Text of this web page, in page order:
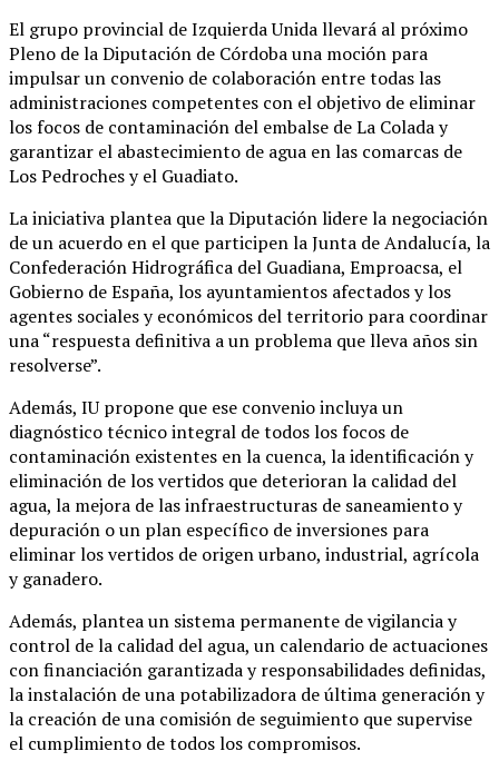
El grupo provincial de Izquierda Unida llevará al próximo
Pleno de la Diputación de Córdoba una moción para
impulsar un convenio de colaboración entre todas las
administraciones competentes con el objetivo de eliminar
los focos de contaminación del embalse de La Colada y
garantizar el abastecimiento de agua en las comarcas de
Los Pedroches y el Guadiato.
La iniciativa plantea que la Diputación lidere la negociación
de un acuerdo en el que participen la Junta de Andalucía, la
Confederación Hidrográfica del Guadiana, Emproacsa, el
Gobierno de España, los ayuntamientos afectados y los
agentes sociales y económicos del territorio para coordinar
una “respuesta definitiva a un problema que lleva años sin
resolverse”.
Además, IU propone que ese convenio incluya un
diagnóstico técnico integral de todos los focos de
contaminación existentes en la cuenca, la identificación y
eliminación de los vertidos que deterioran la calidad del
agua, la mejora de las infraestructuras de saneamiento y
depuración o un plan específico de inversiones para
eliminar los vertidos de origen urbano, industrial, agrícola
y ganadero.
Además, plantea un sistema permanente de vigilancia y
control de la calidad del agua, un calendario de actuaciones
con financiación garantizada y responsabilidades definidas,
la instalación de una potabilizadora de última generación y
la creación de una comisión de seguimiento que supervise
el cumplimiento de todos los compromisos.